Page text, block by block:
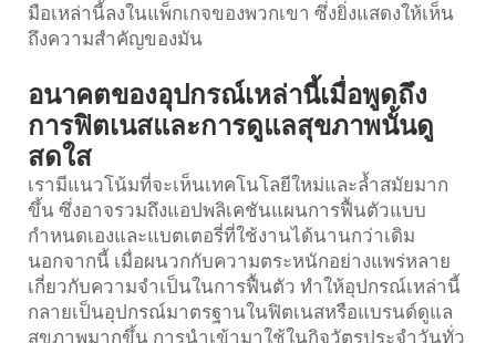
มือเหล่านี้ลงในแพ็กเกจของพวกเขา ซึ่งยิ่งแสดงให้เห็น
ถึงความสำคัญของมัน
อนาคตของอุปกรณ์เหล่านี้เมื่อพูดถึง
การฟิตเนสและการดูแลสุขภาพนั้นดู
สดใส
เรามีแนวโน้มที่จะเห็นเทคโนโลยีใหม่และล้ำสมัยมาก
ขึ้น ซึ่งอาจรวมถึงแอปพลิเคชันแผนการฟื้นตัวแบบ
กำหนดเองและแบตเตอรี่ที่ใช้งานได้นานกว่าเดิม
นอกจากนี้ เมื่อผนวกกับความตระหนักอย่างแพร่หลาย
เกี่ยวกับความจำเป็นในการฟื้นตัว ทำให้อุปกรณ์เหล่านี้
กลายเป็นอุปกรณ์มาตรฐานในฟิตเนสหรือแบรนด์ดูแล
สุขภาพมากขึ้น การนำเข้ามาใช้ในกิจวัตรประจำวันทั่ว